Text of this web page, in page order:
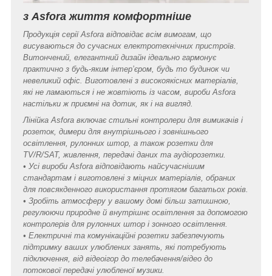
з Asfora життя комфортніше
Продукція серії Asfora відповідає всім вимогам, що
висуваються до сучасних електротехнічних пристроїв.
Витончений, елегантний дизайн ідеально гармонує
практично з будь-яким інтер’єром, будь то будинок чи
невеликий офіс. Виготовлені з високоякісних матеріалів,
які не ламаються і не жовтіють із часом, вироби Asfora
настільки ж приємні на дотик, як і на вигляд.
Лінійка Asfora включає стильні контролери для вимикачів і
розеток, димери для внутрішнього і зовнішнього
освітлення, рулонних штор, а також розетки для
TV/R/SAT, живлення, передачі даних та аудіорозетки.
• Усі вироби Asfora відповідають найсучаснішим
стандартам і виготовлені з міцних матеріалів, обраних
для повсякденного використання протягом багатьох років.
• Зробіть атмосферу у вашому домі більш затишною,
регулюючи природне й внутрішнє освітлення за допомогою
контролерів для рулонних штор і зонного освітлення.
• Електричні та комунікаційні розетки забезпечують
підтримку ваших улюблених занять, які потребують
підключення, від відеоігор до телебачення/відео до
потокової передачі улюбленої музики.